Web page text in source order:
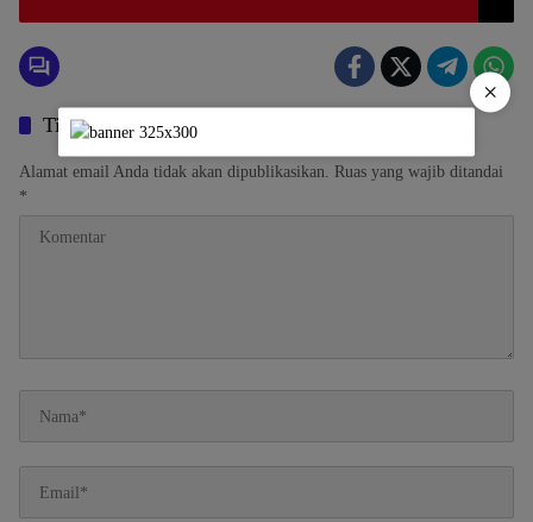
Tinggalkan Balasan
Alamat email Anda tidak akan dipublikasikan. Ruas yang wajib ditandai
*
×